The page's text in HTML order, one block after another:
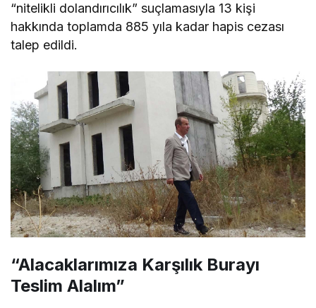
“nitelikli dolandırıcılık” suçlamasıyla 13 kişi
hakkında toplamda 885 yıla kadar hapis cezası
talep edildi.
“Alacaklarımıza Karşılık Burayı
Teslim Alalım”